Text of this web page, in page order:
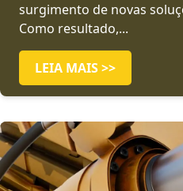
surgimento de novas
Como resultado,...
LEIA MAIS >>